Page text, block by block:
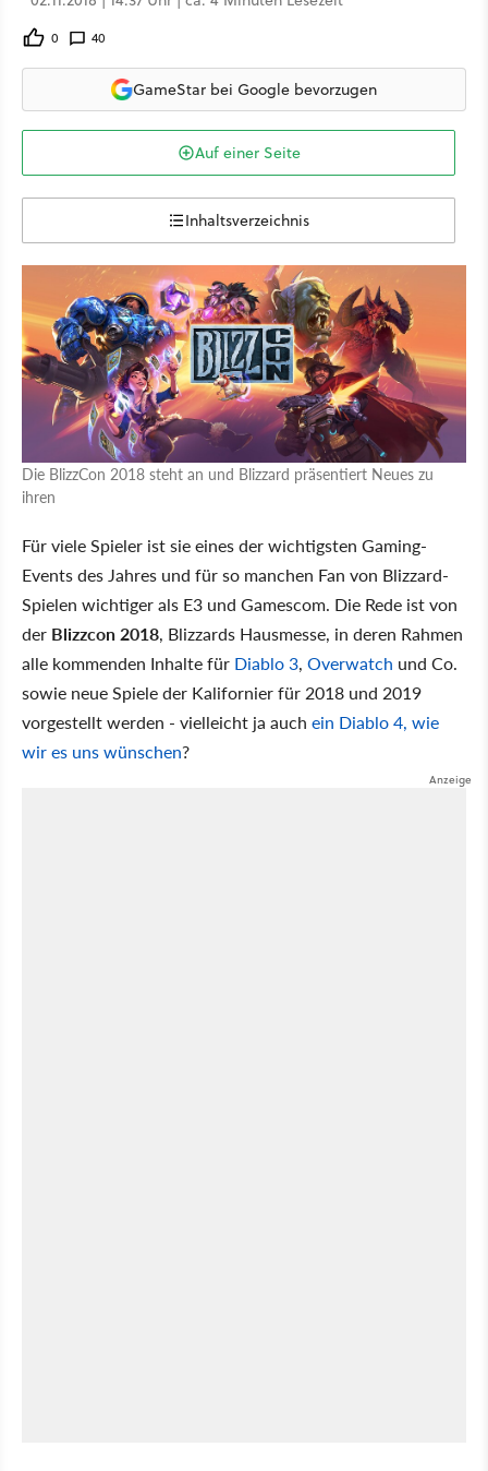
0 40
GameStar bei Google bevorzugen
Auf einer Seite
Inhaltsverzeichnis
Die BlizzCon 2018 steht an und Blizzard präsentiert Neues zu
ihren
Für viele Spieler ist sie eines der wichtigsten Gaming-
Events des Jahres und für so manchen Fan von Blizzard-
Spielen wichtiger als E3 und Gamescom. Die Rede ist von
der Blizzcon 2018, Blizzards Hausmesse, in deren Rahmen
alle kommenden Inhalte für Diablo 3, Overwatch und Co.
sowie neue Spiele der Kalifornier für 2018 und 2019
vorgestellt werden - vielleicht ja auch ein Diablo 4, wie
wir es uns wünschen?